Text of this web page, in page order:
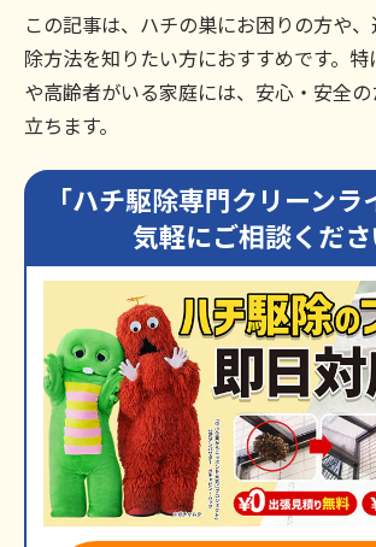
この記事は、ハチの巣にお困りの方や
除方法を知りたい方におすすめです。
や高齢者がいる家庭には、安心・安全
立ちます。
「ハチ駆除専門クリーン
気軽にご相談くだ